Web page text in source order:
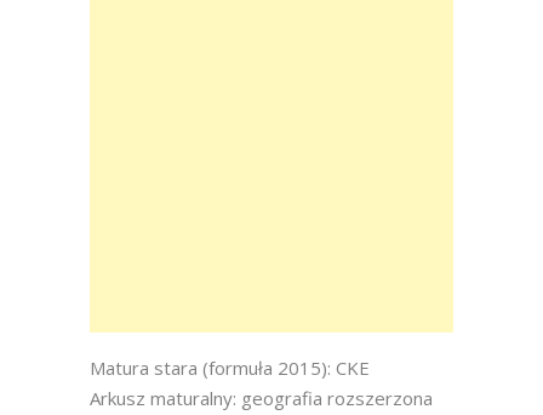
Matura stara (formuła 2015): CKE
Arkusz maturalny: geografia rozszerzona